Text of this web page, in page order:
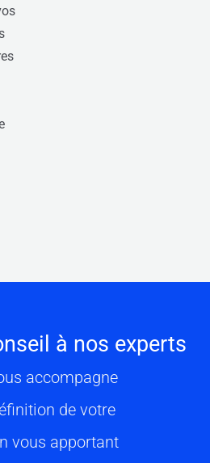
à nos experts
accompagne
de votre
vous apportant